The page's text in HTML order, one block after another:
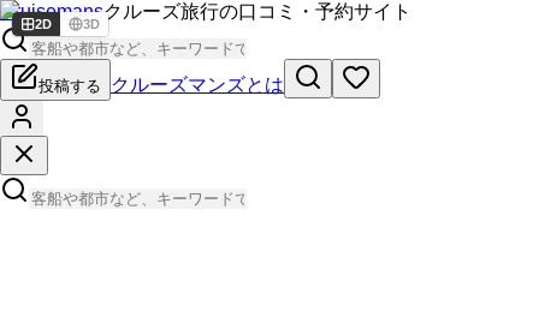
Cruisemansクルーズ旅行の口コミ・予約サイト
投稿する クルーズマンズとは
2D 3D